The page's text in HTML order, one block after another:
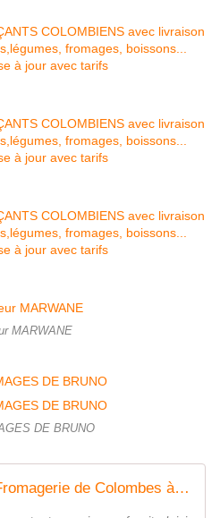
MARWANE
DE BRUNO
Livraison Fromagerie Fromagerie de Colombes à Colombes - Ollca